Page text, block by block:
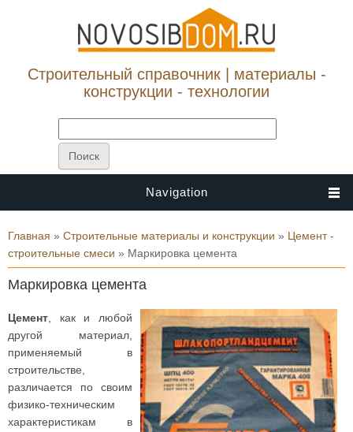
Строительный справочник | материалы -
конструкции - технологии
Navigation
Вы здесь
Главная » Строительные материалы и конструкции » Цемент -
строительные смеси » Маркировка цемента
Маркировка цемента
Цемент , как и любой
другой материал,
применяемый в
строительстве,
различается по своим
физико-техническим
характеристикам в